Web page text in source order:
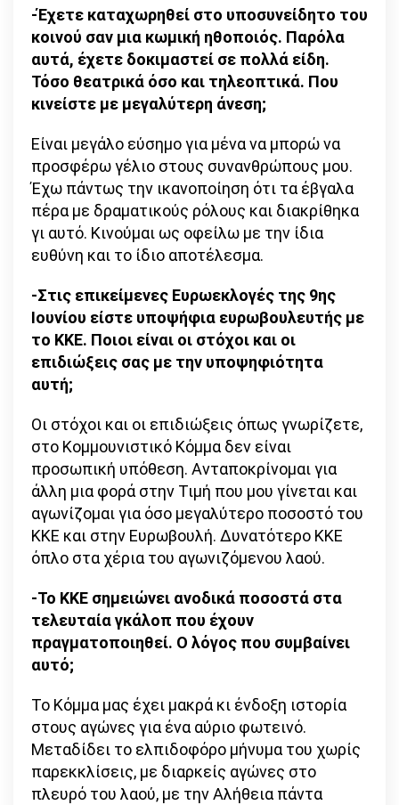
-Έχετε καταχωρηθεί στο υποσυνείδητο του
κοινού σαν μια κωμική ηθοποιός. Παρόλα
αυτά, έχετε δοκιμαστεί σε πολλά είδη.
Τόσο θεατρικά όσο και τηλεοπτικά. Που
κινείστε με μεγαλύτερη άνεση;
Είναι μεγάλο εύσημο για μένα να μπορώ να
προσφέρω γέλιο στους συνανθρώπους μου.
Έχω πάντως την ικανοποίηση ότι τα έβγαλα
πέρα με δραματικούς ρόλους και διακρίθηκα
γι αυτό. Κινούμαι ως οφείλω με την ίδια
ευθύνη και το ίδιο αποτέλεσμα.
-Στις επικείμενες Ευρωεκλογές της 9ης
Ιουνίου είστε υποψήφια ευρωβουλευτής με
το ΚΚΕ. Ποιοι είναι οι στόχοι και οι
επιδιώξεις σας με την υποψηφιότητα
αυτή;
Οι στόχοι και οι επιδιώξεις όπως γνωρίζετε,
στο Κομμουνιστικό Κόμμα δεν είναι
προσωπική υπόθεση. Ανταποκρίνομαι για
άλλη μια φορά στην Τιμή που μου γίνεται και
αγωνίζομαι για όσο μεγαλύτερο ποσοστό του
ΚΚΕ και στην Ευρωβουλή. Δυνατότερο ΚΚΕ
όπλο στα χέρια του αγωνιζόμενου λαού.
-Το ΚΚΕ σημειώνει ανοδικά ποσοστά στα
τελευταία γκάλοπ που έχουν
πραγματοποιηθεί. Ο λόγος που συμβαίνει
αυτό;
Το Κόμμα μας έχει μακρά κι ένδοξη ιστορία
στους αγώνες για ένα αύριο φωτεινό.
Μεταδίδει το ελπιδοφόρο μήνυμα του χωρίς
παρεκκλίσεις, με διαρκείς αγώνες στο
πλευρό του λαού, με την Αλήθεια πάντα